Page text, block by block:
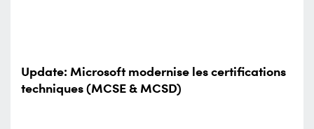
Update: Microsoft modernise les certifications
techniques (MCSE & MCSD)